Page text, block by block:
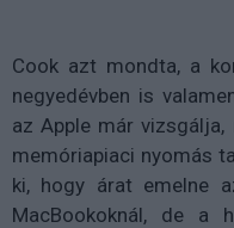
Cook azt mondta, a
negyedévben is
az Apple már vizsgálja,
memóriapiaci nyomás
ki, hogy árat emelne
MacBookoknál, de a